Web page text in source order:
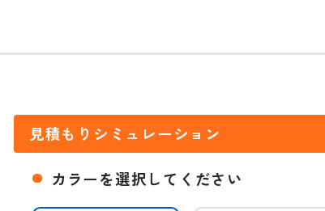
見積もりシミュレーション
カラーを選択してください